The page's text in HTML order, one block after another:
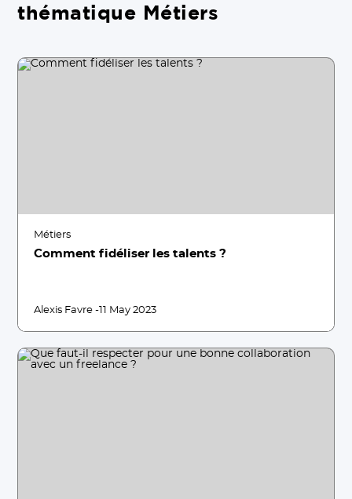
thématique Métiers
Métiers
Comment fidéliser les talents ?
Alexis Favre - 11 May 2023